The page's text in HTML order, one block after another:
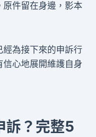
原件留在身邊，影本
經為接下來的申訴行
心地展開維護自身
訴？完整5